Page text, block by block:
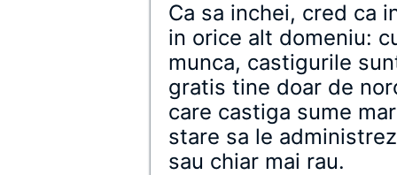
Ca sa inchei, cred ca
in orice alt domeniu:
munca, castigurile
gratis tine doar de
care castiga sume
stare sa le
sau chiar mai rau.